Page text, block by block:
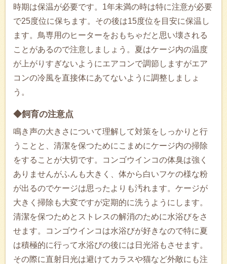
時期は保温が必要です。1年未満の時は特に注意が必要
で25度位に保ちます。その後は15度位を目安に保温し
ます。鳥専用のヒーターをおもちゃだと思い壊される
ことがあるので注意しましょう。夏はケージ内の温度
が上がりすぎないようにエアコンで調節しますがエア
コンの冷風を直接体にあてないように調整しましょ
う。
◆飼育の注意点
鳴き声の大きさについて理解して対策をしっかりと行
うことと、清潔を保つためにこまめにケージ内の掃除
をすることが大切です。コンゴウインコの体臭は強く
ありませんがふんも大きく、体から白いフケの様な粉
が出るのでケージは思ったよりも汚れます。ケージが
大きく掃除も大変ですが定期的に洗うようにします。
清潔を保つためとストレスの解消のために水浴びをさ
せます。コンゴウインコは水浴びが好きなので特に夏
は積極的に行って水浴びの後には日光浴もさせます。
その際に直射日光は避けてカラスや猫など外敵にも注